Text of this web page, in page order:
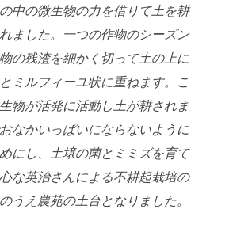
中の微生物の力を借りて土を耕
ました。一つの作物のシーズン
の残渣を細かく切って土の上に
ミルフィーユ状に重ねます。こ
物が活発に活動し土が耕されま
なかいっぱいにならないように
にし、土壌の菌とミミズを育て
な英治さんによる不耕起栽培の
うえ農苑の土台となりました。